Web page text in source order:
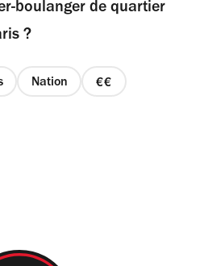
boulanger de quartier
?
Nation
prix